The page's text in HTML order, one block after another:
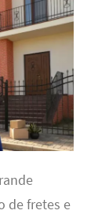
de fretes e